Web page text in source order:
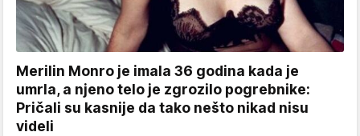
Merilin Monro je imala 36 godina kada je
umrla, a njeno telo je zgrozilo pogrebnike:
Pričali su kasnije da tako nešto nikad nisu
videli